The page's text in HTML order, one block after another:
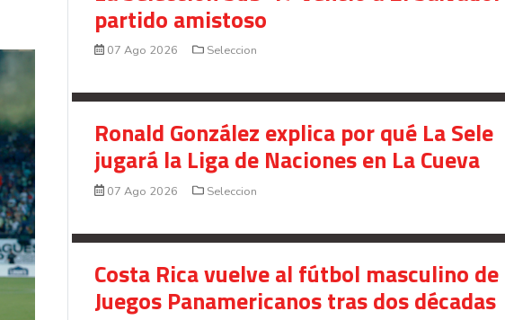
partido amistoso
07 Ago 2026 Seleccion
Ronald González explica por qué La Sele
jugará la Liga de Naciones en La Cueva
07 Ago 2026 Seleccion
Costa Rica vuelve al fútbol masculino
Juegos Panamericanos tras dos décadas